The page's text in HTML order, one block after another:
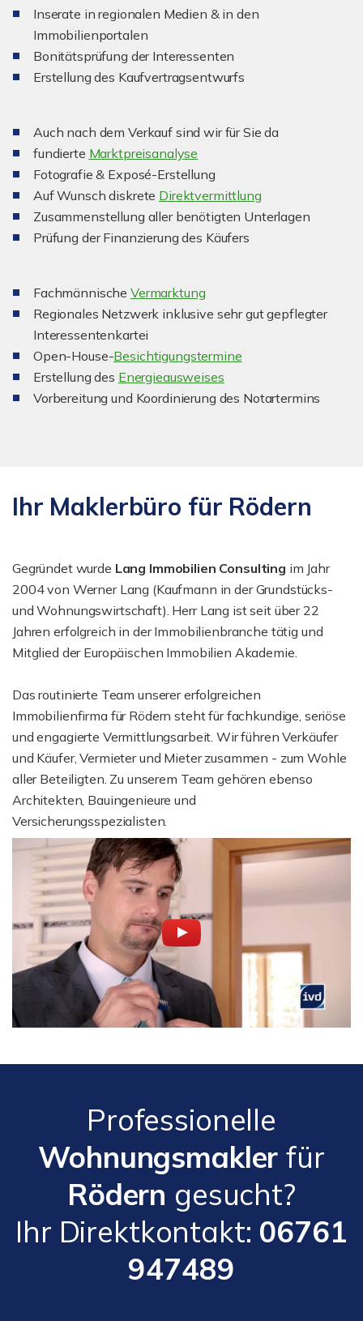
Inserate in regionalen Medien & in den
Immobilienportalen
Bonitätsprüfung der Interessenten
Erstellung des Kaufvertragsentwurfs
Auch nach dem Verkauf sind wir für Sie da
fundierte Marktpreisanalyse
Fotografie & Exposé-Erstellung
Auf Wunsch diskrete Direktvermittlung
Zusammenstellung aller benötigten Unterlagen
Prüfung der Finanzierung des Käufers
Fachmännische Vermarktung
Regionales Netzwerk inklusive sehr gut gepflegter
Interessentenkartei
Open-House-Besichtigungstermine
Erstellung des Energieausweises
Vorbereitung und Koordinierung des Notartermins
Ihr Maklerbüro für Rödern
Gegründet wurde Lang Immobilien Consulting im Jahr
2004 von Werner Lang (Kaufmann in der Grundstücks-
und Wohnungswirtschaft). Herr Lang ist seit über 22
Jahren erfolgreich in der Immobilienbranche tätig und
Mitglied der Europäischen Immobilien Akademie.
Das routinierte Team unserer erfolgreichen
Immobilienfirma für Rödern steht für fachkundige, seriöse
und engagierte Vermittlungsarbeit. Wir führen Verkäufer
und Käufer, Vermieter und Mieter zusammen - zum Wohle
aller Beteiligten. Zu unserem Team gehören ebenso
Architekten, Bauingenieure und
Versicherungsspezialisten.
Professionelle
Wohnungsmaklerfür
Rödern gesucht?
Ihr Direktkontakt: 06761
947489